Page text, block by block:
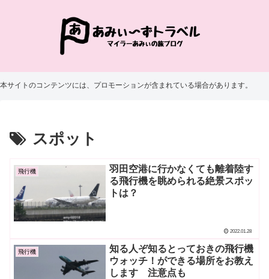
本サイトのコンテンツには、プロモーションが含まれている場合があります。
スポット
飛行機
羽田空港に行かなくても離着陸す
る飛行機を眺められる絶景スポッ
トは？
2022.01.28
飛行機
知る人ぞ知るとっておきの飛行機
ウォッチ！ができる場所をお教え
します 注意点も